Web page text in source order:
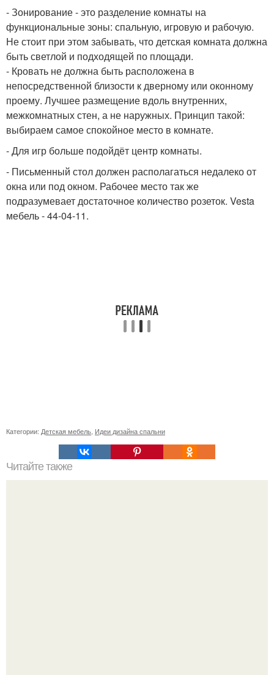
- Зонирование - это разделение комнаты на
функциональные зоны: спальную, игровую и рабочую.
Не стоит при этом забывать, что детская комната должна
быть светлой и подходящей по площади.
- Кровать не должна быть расположена в
непосредственной близости к дверному или оконному
проему. Лучшее размещение вдоль внутренних,
межкомнатных стен, а не наружных. Принцип такой:
выбираем самое спокойное место в комнате.
- Для игр больше подойдёт центр комнаты.
- Письменный стол должен располагаться недалеко от
окна или под окном. Рабочее место так же
подразумевает достаточное количество розеток. Vesta
мебель - 44-04-11.
Категории: Детская мебель Идеи дизайна спальни
Читайте также